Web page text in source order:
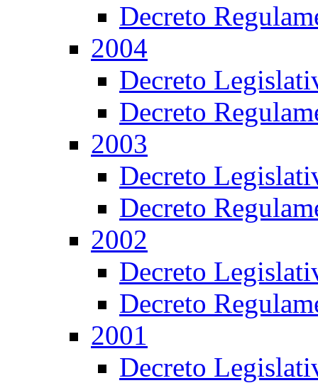
Decreto
2004
Decreto
Decreto
2003
Decreto
Decreto
2002
Decreto
Decreto
2001
Decreto